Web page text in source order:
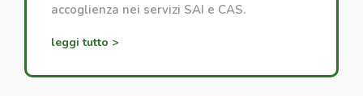
accoglienza nei servizi SAI e CAS.
leggi tutto >